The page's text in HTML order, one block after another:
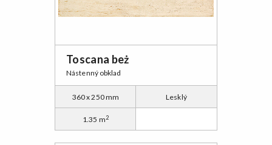
Toscana beż
Nástenný obklad
360 x 250 mm Lesklý
1.35 m2